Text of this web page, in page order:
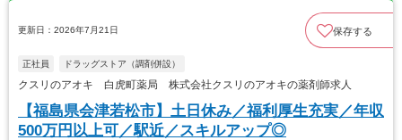
更新日：2026年7月21日 保存する
正社員 ドラッグストア（調剤併設）
クスリのアオキ 白虎町薬局 株式会社クスリのアオキの薬剤師求人
【福島県会津若松市】土日休み／福利厚生充実／年収
500万円以上可／駅近／スキルアップ◎